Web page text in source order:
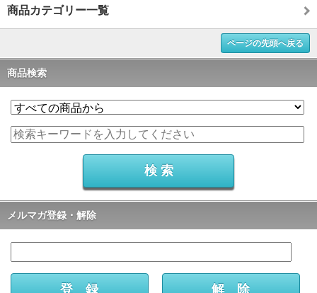
商品カテゴリー一覧
ページの先頭へ戻る
商品検索
メルマガ登録・解除